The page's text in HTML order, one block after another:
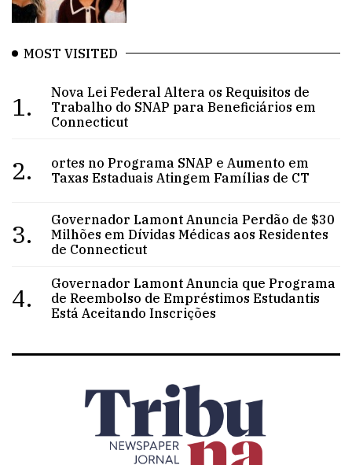
MOST VISITED
1.
Nova Lei Federal Altera os Requisitos de
Trabalho do SNAP para Beneficiários em
Connecticut
2.
ortes no Programa SNAP e Aumento em
Taxas Estaduais Atingem Famílias de CT
3.
Governador Lamont Anuncia Perdão de $30
Milhões em Dívidas Médicas aos Residentes
de Connecticut
4.
Governador Lamont Anuncia que Programa
de Reembolso de Empréstimos Estudantis
Está Aceitando Inscrições